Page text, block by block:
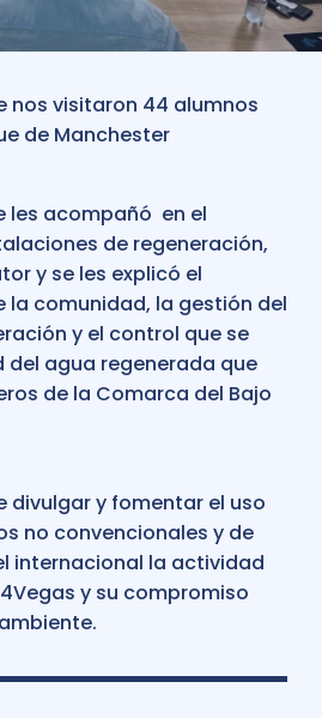
nos visitaron 44 alumnos
de Manchester
les acompañó en el
de regeneración,
y se les explicó el
la comunidad, la gestión del
y el control que se
del agua regenerada que
de la Comarca del Bajo
divulgar y fomentar el uso
no convencionales y de
internacional la actividad
y su compromiso